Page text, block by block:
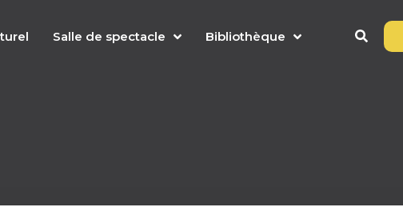
Salle de spectacle Bibliothèque